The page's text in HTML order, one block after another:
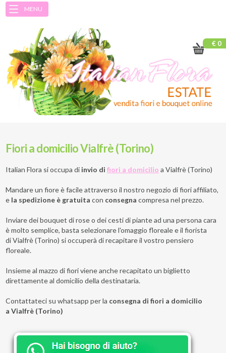
MENU
€ 0
Fiori a domicilio Vialfrè (Torino)
Italian Flora si occupa di invio difiori a domicilio a Vialfrè (Torino)
Mandare un fiore è facile attraverso il nostro negozio di fiori affiliato,
e la spedizione è gratuita con consegna compresa nel prezzo.
Inviare dei bouquet di rose o dei cesti di piante ad una persona cara
è molto semplice, basta selezionare l'omaggio floreale e il fiorista
di Vialfrè (Torino) si occuperà di recapitare il vostro pensiero
floreale.
Insieme al mazzo di fiori viene anche recapitato un biglietto
direttamente al domicilio della destinataria.
Contattateci su whatsapp per la consegna di fiori a domicilio
a Vialfrè (Torino)